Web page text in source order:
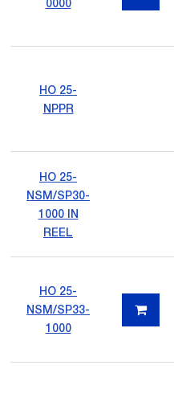
0000
HO 25-
NPPR
HO 25-
NSM/SP30-
1000 IN
REEL
HO 25-
NSM/SP33-
1000